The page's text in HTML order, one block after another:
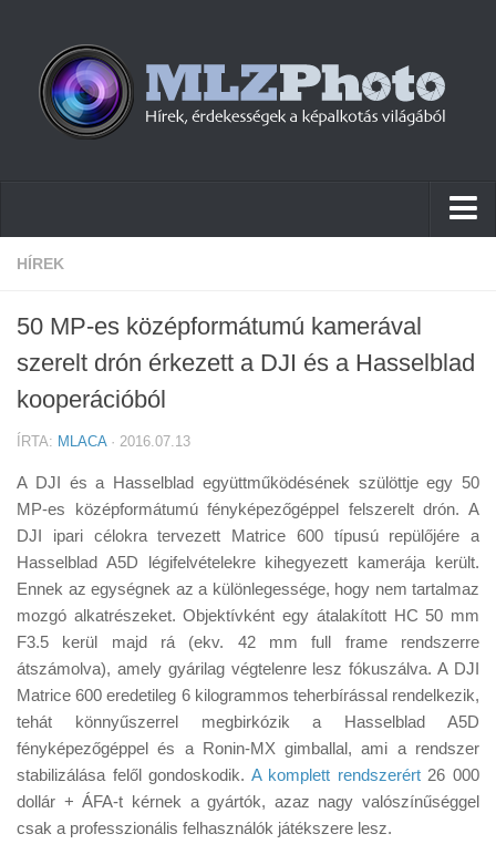
Hírek
Cikkek
Tanácsok
Érdekességek
Helyszíni Riport
E-BB
HÍREK
50 MP-es középformátumú kamerával
szerelt drón érkezett a DJI és a Hasselblad
kooperációból
ÍRTA: MLACA· 2016.07.13
A DJI és a Hasselblad együttműködésének szülöttje egy 50
MP-es középformátumú fényképezőgéppel felszerelt drón. A
DJI ipari célokra tervezett Matrice 600 típusú repülőjére a
Hasselblad A5D légifelvételekre kihegyezett kamerája került.
Ennek az egységnek az a különlegessége, hogy nem tartalmaz
mozgó alkatrészeket. Objektívként egy átalakított HC 50 mm
F3.5 kerül majd rá (ekv. 42 mm full frame rendszerre
átszámolva), amely gyárilag végtelenre lesz fókuszálva. A DJI
Matrice 600 eredetileg 6 kilogrammos teherbírással rendelkezik,
tehát könnyűszerrel megbirkózik a Hasselblad A5D
fényképezőgéppel és a Ronin-MX gimballal, ami a rendszer
stabilizálása felől gondoskodik. A komplett rendszerért26 000
dollár + ÁFA-t kérnek a gyártók, azaz nagy valószínűséggel
csak a professzionális felhasználók játékszere lesz.